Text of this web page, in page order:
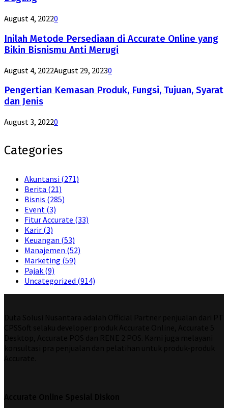
August 4, 20220
Inilah Metode Persediaan di Accurate Online yang
Bikin Bisnismu Anti Merugi
August 4, 2022August 29, 20230
Pengertian Kemasan Produk, Fungsi, Tujuan, Syarat
dan Jenis
August 3, 20220
Categories
Akuntansi (271)
Berita (21)
Bisnis (285)
Event (3)
Fitur Accurate (33)
Karir (3)
Keuangan (53)
Manajemen (52)
Marketing (59)
Pajak (9)
Uncategorized (914)